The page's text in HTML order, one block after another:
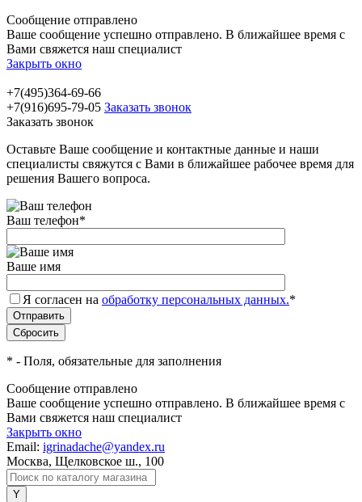
Сообщение отправлено
Ваше сообщение успешно отправлено. В ближайшее время с
Вами свяжется наш специалист
Закрыть окно
+7(495)364-69-66
+7(916)695-79-05 Заказать звонок
Заказать звонок
Оставьте Ваше сообщение и контактные данные и наши
специалисты свяжутся с Вами в ближайшее рабочее время для
решения Вашего вопроса.
Ваш телефон*
Ваше имя
Я согласен на обработку персональных данных.*
* - Поля, обязательные для заполнения
Сообщение отправлено
Ваше сообщение успешно отправлено. В ближайшее время с
Вами свяжется наш специалист
Закрыть окно
Email: igrinadache@yandex.ru
Москва, Щелковское ш., 100